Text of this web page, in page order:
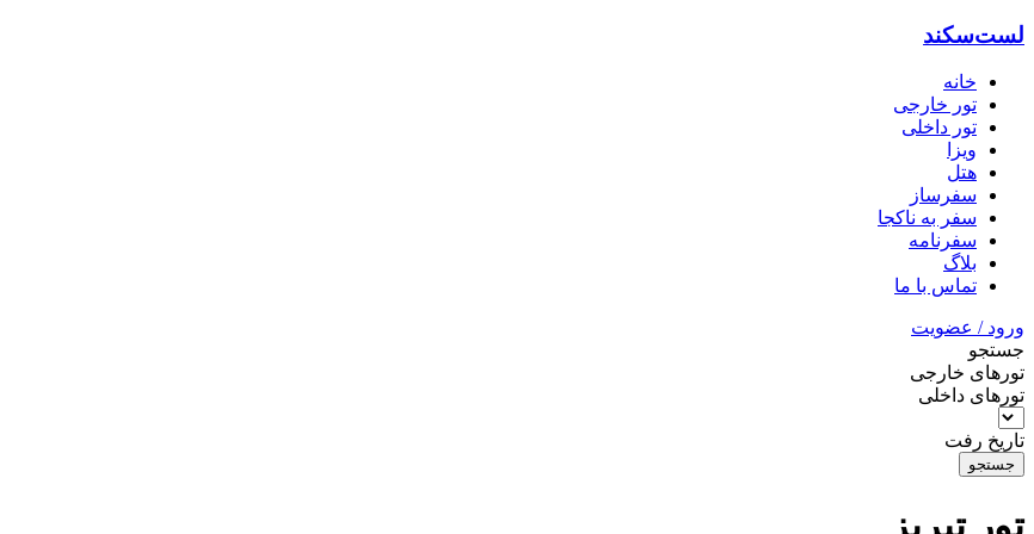
لست‌سکند
خانه
تور خارجی
تور داخلی
ویزا
هتل‌
سفرساز
سفر به ناکجا
سفرنامه
بلاگ
تماس با ما
ورود / عضویت
جستجو
تورهای خارجی
تورهای داخلی
تاریخ رفت
جستجو